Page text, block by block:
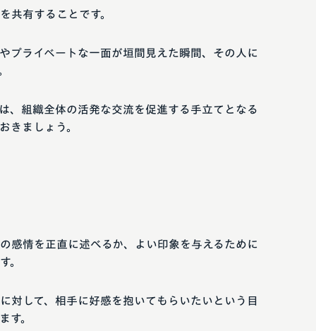
共有することです。
プライベートな一面が垣間見えた瞬間、その人に
、組織全体の活発な交流を促進する手立てとなる
きましょう。
感情を正直に述べるか、よい印象を与えるために
。
対して、相手に好感を抱いてもらいたいという目
す。